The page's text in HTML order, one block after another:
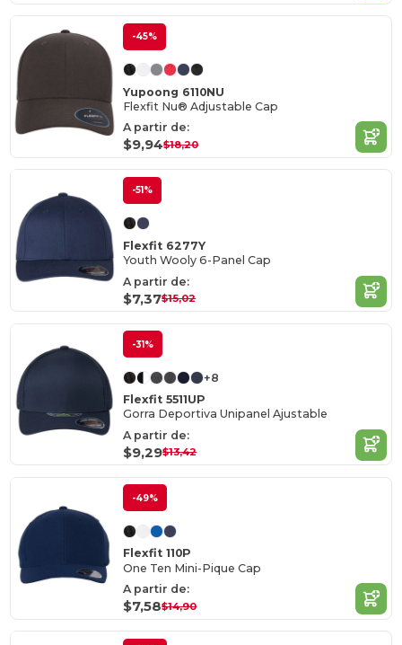
-45%
Yupoong 6110NU
Flexfit Nu® Adjustable Cap
A partir de:
$9,94$18,20
-51%
Flexfit 6277Y
Youth Wooly 6-Panel Cap
A partir de:
$7,37$15,02
-31%
+8
Flexfit 5511UP
Gorra Deportiva Unipanel Ajustable
A partir de:
$9,29$13,42
-49%
Flexfit 110P
One Ten Mini-Pique Cap
A partir de:
$7,58$14,90